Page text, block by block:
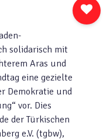
solidarisch mit
Aras und
eine gezielte
Demokratie und
vor. Dies
der Türkischen
e.V. (tgbw),